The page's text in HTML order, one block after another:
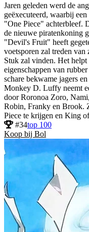
Jaren geleden werd de
geëxecuteerd, waarbij
"One Piece" achterbleef.
de nieuwe piratenkoning
"Devil's Fruit" heeft
voetsporen zal treden
Stuk zal vinden. Het
eigenschappen van
schare bekwame jagers
Monkey D. Luffy neemt
door Roronoa Zoro,
Robin, Franky en Brook.
Piece te krijgen en King
#34top 100
Koop bij Bol